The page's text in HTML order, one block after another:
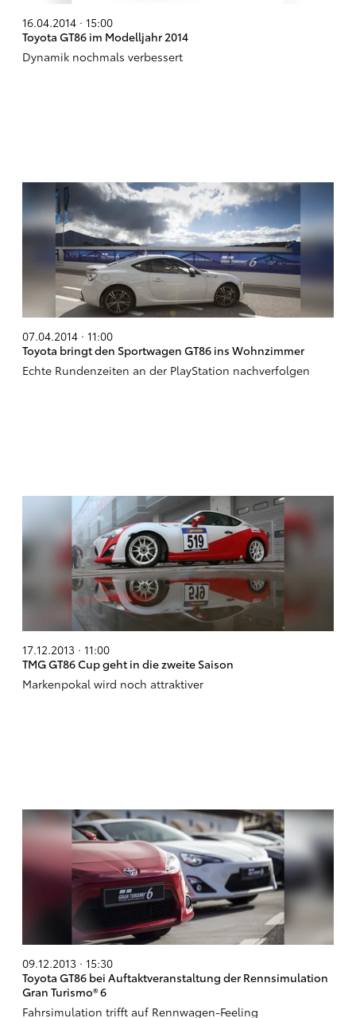
16.04.2014 · 15:00
Toyota GT86 im Modelljahr 2014
Dynamik nochmals verbessert
07.04.2014 · 11:00
Toyota bringt den Sportwagen GT86 ins Wohnzimmer
Echte Rundenzeiten an der PlayStation nachverfolgen
17.12.2013 · 11:00
TMG GT86 Cup geht in die zweite Saison
Markenpokal wird noch attraktiver
09.12.2013 · 15:30
Toyota GT86 bei Auftaktveranstaltung der Rennsimulation
Gran Turismo® 6
Fahrsimulation trifft auf Rennwagen-Feeling